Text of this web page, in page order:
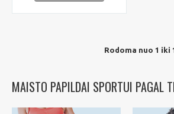
Rodoma nuo 1 iki
MAISTO PAPILDAI SPORTUI PAGAL